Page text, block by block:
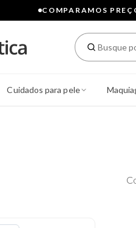
COMPARAMOS
Cuidados para pele